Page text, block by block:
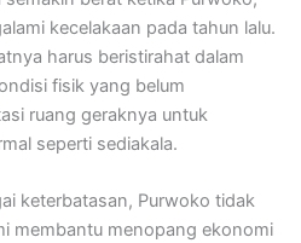
kecelakaan pada tahun lalu.
harus beristirahat dalam
fisik yang belum
ruang geraknya untuk
seperti sediakala.
keterbatasan, Purwoko tidak
membantu menopang ekonomi